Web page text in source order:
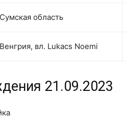
Сумская область
Венгрия, вл. Lukacs Noemi
21.09.2023